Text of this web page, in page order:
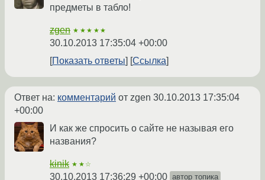
предметы в табло!
zgen ★★★★★
30.10.2013 17:35:04 +00:00
Показать ответы
Ссылка
Ответ на: комментарий от zgen 30.10.2013 17:35:04
+00:00
И как же спросить о сайте не называя его
названия?
kinik ★★☆
30.10.2013 17:36:29 +00:00 автор топика